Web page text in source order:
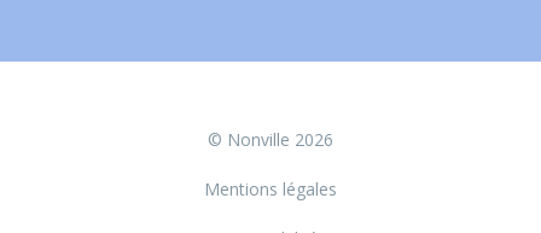
© Nonville 2026
Mentions légales